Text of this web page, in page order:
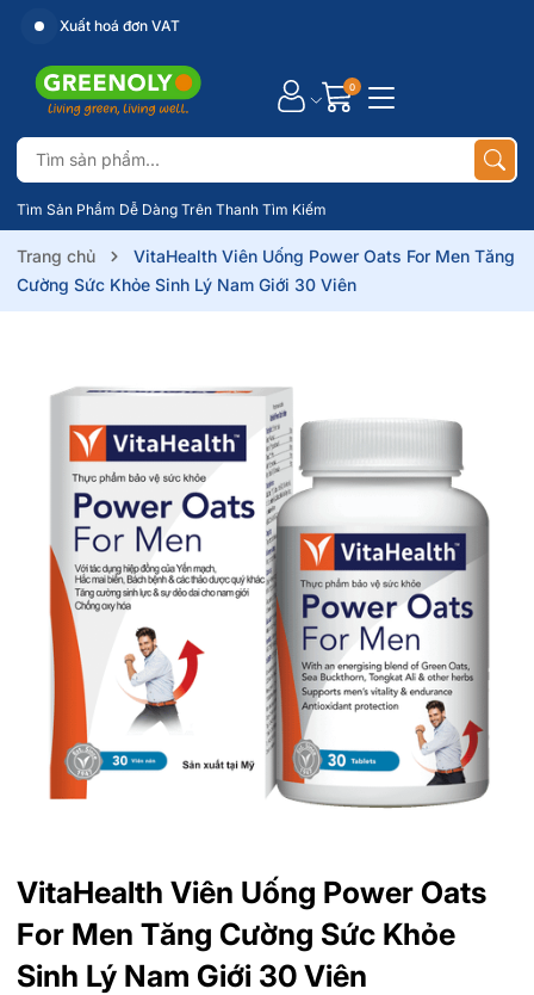
Xuất hoá đơn VAT
Tìm Sản Phẩm Dễ Dàng Trên Thanh Tìm Kiếm
0
Trang chủ
VitaHealth Viên Uống Power Oats For Men Tăng
Cường Sức Khỏe Sinh Lý Nam Giới 30 Viên
VitaHealth Viên Uống Power Oats
For Men Tăng Cường Sức Khỏe
Sinh Lý Nam Giới 30 Viên